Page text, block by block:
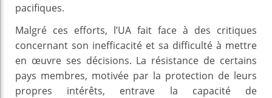
pacifiques.
Malgré ces efforts, l’UA fait face à des critiques
concernant son inefficacité et sa difficulté à mettre
en œuvre ses décisions. La résistance de certains
pays membres, motivée par la protection de leurs
propres intérêts, entrave la capacité de